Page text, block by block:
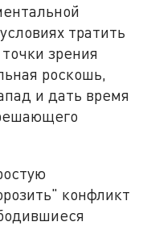
тратить
зрения
роскошь,
и дать время
конфликт